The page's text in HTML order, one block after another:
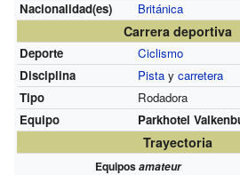
Nacionalidad(es)
Británica
Carrera deportiva
Deporte
Ciclismo
Disciplina
Pistay carretera
Tipo
Rodadora
Equipo
Parkhotel
Trayectoria
Equiposamateur